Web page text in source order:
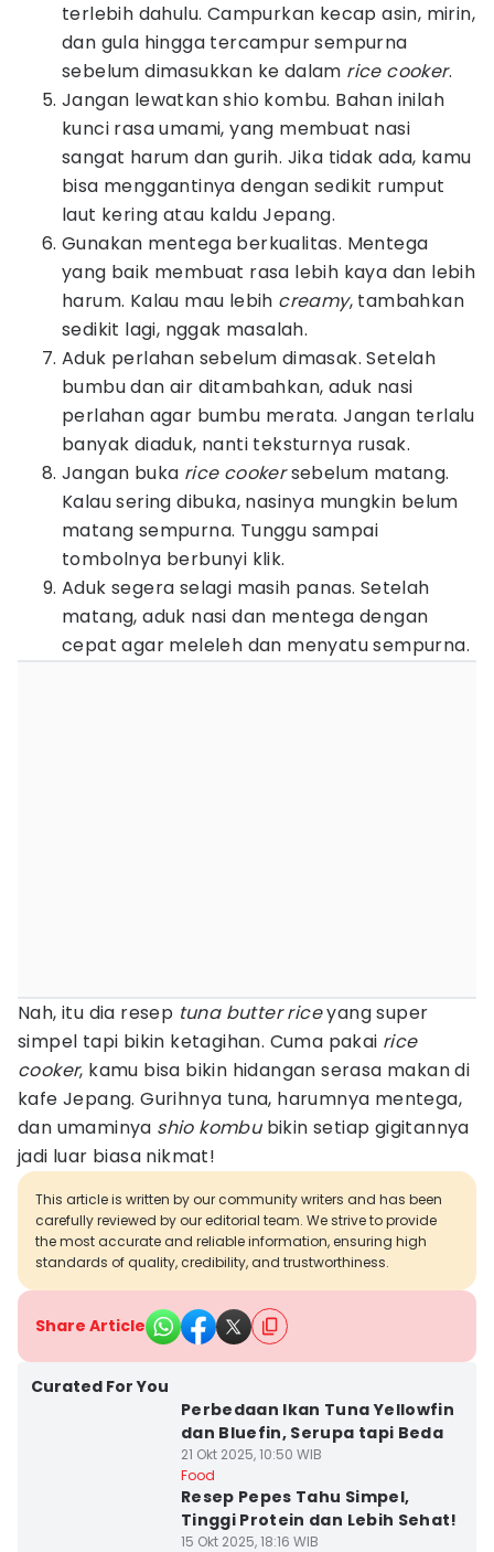
terlebih dahulu. Campurkan kecap asin, mirin,
dan gula hingga tercampur sempurna
sebelum dimasukkan ke dalam rice cooker.
Jangan lewatkan shio kombu. Bahan inilah
kunci rasa umami, yang membuat nasi
sangat harum dan gurih. Jika tidak ada, kamu
bisa menggantinya dengan sedikit rumput
laut kering atau kaldu Jepang.
Gunakan mentega berkualitas. Mentega
yang baik membuat rasa lebih kaya dan lebih
harum. Kalau mau lebih creamy, tambahkan
sedikit lagi, nggak masalah.
Aduk perlahan sebelum dimasak. Setelah
bumbu dan air ditambahkan, aduk nasi
perlahan agar bumbu merata. Jangan terlalu
banyak diaduk, nanti teksturnya rusak.
Jangan buka rice cookersebelum matang.
Kalau sering dibuka, nasinya mungkin belum
matang sempurna. Tunggu sampai
tombolnya berbunyi klik.
Aduk segera selagi masih panas. Setelah
matang, aduk nasi dan mentega dengan
cepat agar meleleh dan menyatu sempurna.
Nah, itu dia resep tuna butter riceyang super
simpel tapi bikin ketagihan. Cuma pakai rice
cooker, kamu bisa bikin hidangan serasa makan di
kafe Jepang. Gurihnya tuna, harumnya mentega,
dan umaminya shio kombu bikin setiap gigitannya
jadi luar biasa nikmat!
This article is written by our community writers and has been
carefully reviewed by our editorial team. We strive to provide
the most accurate and reliable information, ensuring high
standards of quality, credibility, and trustworthiness.
Share Article
Curated For You
Perbedaan Ikan Tuna Yellowfin
dan Bluefin, Serupa tapi Beda
21 Okt 2025, 10:50 WIB
Food
Resep Pepes Tahu Simpel,
Tinggi Protein dan Lebih Sehat!
15 Okt 2025, 18:16 WIB